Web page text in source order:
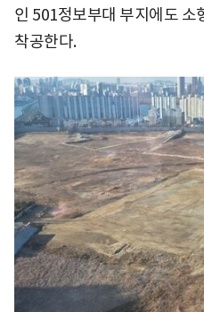
인 501정보부대 부지에도 소
착공한다.